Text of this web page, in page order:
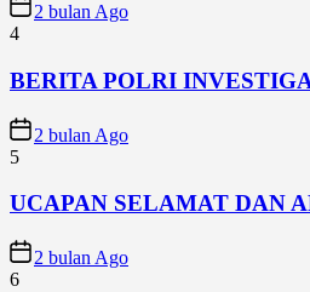
2 bulan Ago
4
BERITA POLRI
2 bulan Ago
5
UCAPAN SELAMAT DAN
2 bulan Ago
6